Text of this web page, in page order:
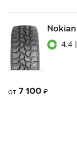
4.4
от 7 100 ₽